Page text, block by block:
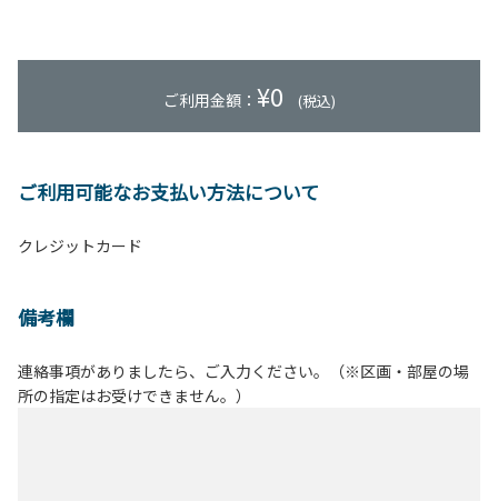
ご利用金額： ¥0 (税込)
ご利用可能なお支払い方法について
クレジットカード
備考欄
連絡事項がありましたら、ご入力ください。（※区画・部屋の場
所の指定はお受けできません。）